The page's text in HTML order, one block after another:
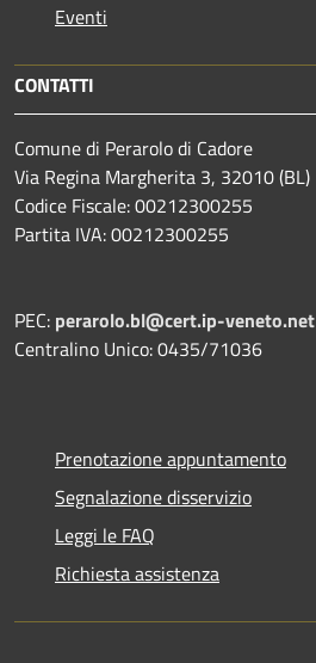
Eventi
CONTATTI
Comune di Perarolo di Cadore
Via Regina Margherita 3, 32010 (BL)
Codice Fiscale: 00212300255
Partita IVA: 00212300255
PEC: perarolo.bl@cert.ip-veneto.net
Centralino Unico: 0435/71036
Prenotazione appuntamento
Segnalazione disservizio
Leggi le FAQ
Richiesta assistenza